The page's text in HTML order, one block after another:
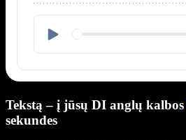
Tekstą – į jūsų DI anglų kalbos
sekundes